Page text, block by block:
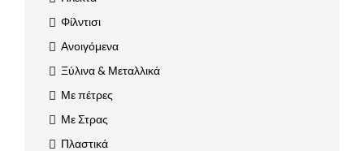
Φίλντισι
Ανοιγόμενα
Ξύλινα & Μεταλλικά
Με πέτρες
Με Στρας
Πλαστικά